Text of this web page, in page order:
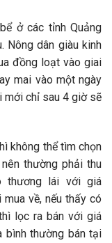
ở các tỉnh Quảng
Nông dân giàu kinh
đồng loạt vào giai
mai vào một ngày
mới chỉ sau 4 giờ sẽ
không thể tìm chọn
thường phải thu
thương lái với giá
về, nếu thấy có
lọc ra bán với giá
bình thường bán tại